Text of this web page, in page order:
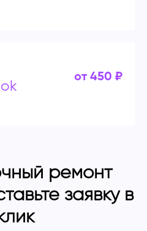
от 450 ₽
ремонт
заявку в